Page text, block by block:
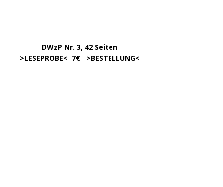
DWzP Nr. 3, 42 Seiten
>LESEPROBE< 7€ >BESTELLUNG<